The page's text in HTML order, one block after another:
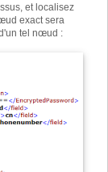
et localisez
exact sera
tel nœud :